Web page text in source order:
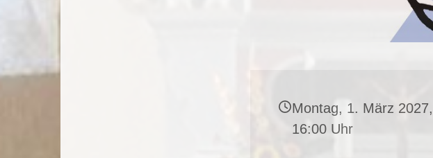
Montag, 1. März 2027,
16:00 Uhr